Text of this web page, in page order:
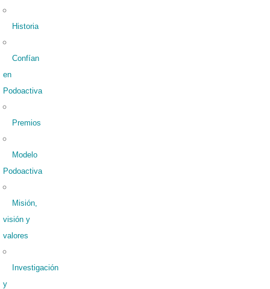
Historia
Confían
en
Podoactiva
Premios
Modelo
Podoactiva
Misión,
visión y
valores
Investigación
y